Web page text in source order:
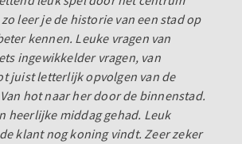
leer je de historie van een stad op
kennen. Leuke vragen van
ingewikkelder vragen, van
juist letterlijk opvolgen van de
hot naar her door de binnenstad.
heerlijke middag gehad. Leuk
klant nog koning vindt. Zeer zeker